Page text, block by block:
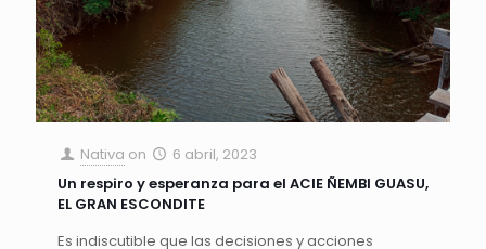
Nativa on
6 abril, 2023
Un respiro y esperanza para el ACIE ÑEMBI GUASU,
EL GRAN ESCONDITE
Es indiscutible que las decisiones y acciones